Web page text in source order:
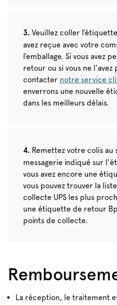
Veuillez coller
avez reçue avec votre
l’emballage. Si vous avez
retour ou si vous ne l'avez
contacter notre service
enverrons une nouvelle
dans les meilleurs délais.
Remettez votre colis au
messagerie indiqué sur
vous avez encore une
vous pouvez trouver la
collecte UPS les plus
une étiquette de retour
points de collecte.
La réception, le traitement